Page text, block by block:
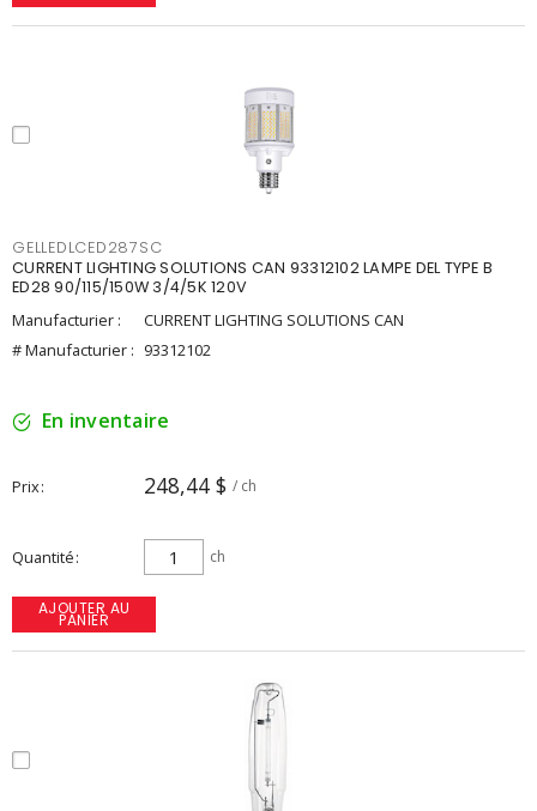
GELLEDLCED287SC
CURRENT LIGHTING SOLUTIONS CAN 93312102 LAMPE DEL TYPE B
ED28 90/115/150W 3/4/5K 120V
Manufacturier :
CURRENT LIGHTING SOLUTIONS CAN
# Manufacturier : 93312102
En inventaire
Prix 248,44 $ / ch
Quantité ch
AJOUTER AU
PANIER